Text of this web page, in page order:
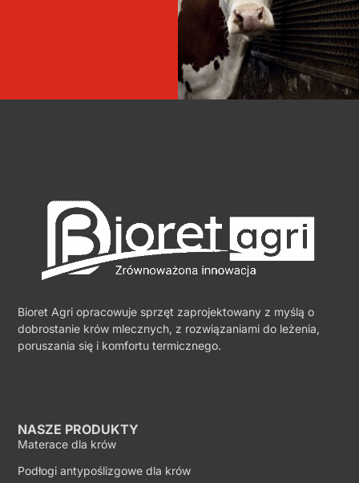
Bioret Agri opracowuje sprzęt zaprojektowany z myślą o
dobrostanie krów mlecznych, z rozwiązaniami do leżenia,
poruszania się i komfortu termicznego.
NASZE PRODUKTY
Materace dla krów
Podłogi antypoślizgowe dla krów